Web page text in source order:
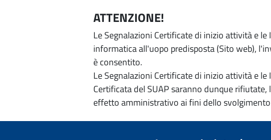
ATTENZIONE!
Le Segnalazioni Certificate di inizio attività e
informatica all'uopo predisposta (Sito web),
è consentito.
Le Segnalazioni Certificate di inizio attività e
Certificata del SUAP saranno dunque
effetto amministrativo ai fini dello